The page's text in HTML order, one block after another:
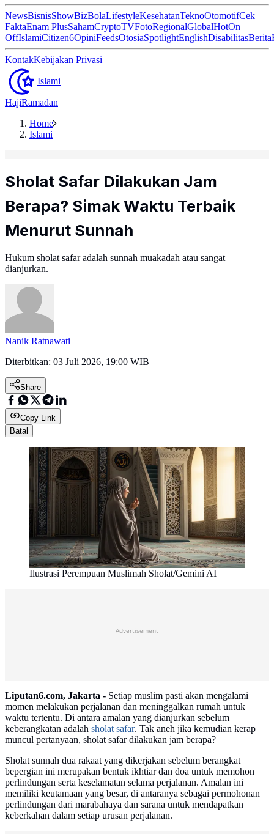
NewsBisnisShowBizBolaLifestyleKesehatanTeknoOtomotifCek
FaktaEnam PlusSahamCryptoTVFotoRegionalGlobalHotOn
OffIslamiCitizen6OpiniFeedsOtosiaSpotlightEnglishDisabilitasBerita
KontakKebijakan Privasi
Islami
HajiRamadan
Home
Islami
Sholat Safar Dilakukan Jam
Berapa? Simak Waktu Terbaik
Menurut Sunnah
Hukum sholat safar adalah sunnah muakadah atau sangat
dianjurkan.
Nanik Ratnawati
Diterbitkan: 03 Juli 2026, 19:00 WIB
Share
Copy Link
Batal
Ilustrasi Perempuan Muslimah Sholat/Gemini AI
Advertisement
Liputan6.com, Jakarta - Setiap muslim pasti akan mengalami
momen melakukan perjalanan dan meninggalkan rumah untuk
waktu tertentu. Di antara amalan yang dianjurkan sebelum
keberangkatan adalah sholat safar. Tak aneh jika kemudian kerap
muncul pertanyaan, sholat safar dilakukan jam berapa?
Sholat sunnah dua rakaat yang dikerjakan sebelum berangkat
bepergian ini merupakan bentuk ikhtiar dan doa untuk memohon
perlindungan serta keselamatan selama perjalanan. Amalan ini
memiliki keutamaan yang besar, di antaranya sebagai permohonan
perlindungan dari marabahaya dan sarana untuk mendapatkan
keberkahan dalam setiap urusan perjalanan.